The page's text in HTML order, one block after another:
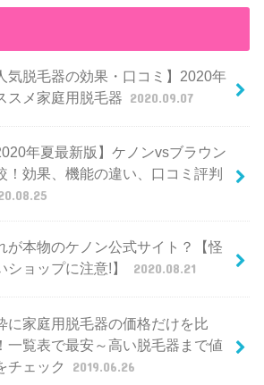
気脱毛器の効果・口コミ】2020年
スメ家庭用脱毛器 2020.09.07
年夏最新版】ケノンvsブラウン
！効果、機能の違い、口コミ評判
が本物のケノン公式サイト？【怪
ショップに注意!】
2020.08.21
に家庭用脱毛器の価格だけを比
一覧表で最安～高い脱毛器まで値
チェック
2019.06.26